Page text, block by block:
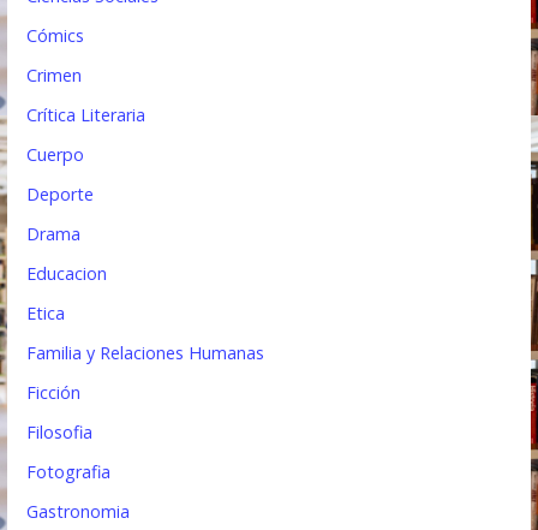
Cómics
Crimen
Crítica Literaria
Cuerpo
Deporte
Drama
Educacion
Etica
Familia y Relaciones Humanas
Ficción
Filosofia
Fotografia
Gastronomia